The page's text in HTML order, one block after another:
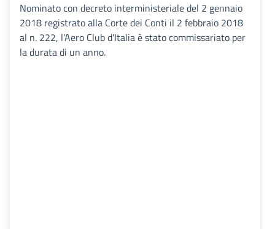
Nominato con decreto interministeriale del 2 gennaio
2018 registrato alla Corte dei Conti il 2 febbraio 2018
al n. 222, l'Aero Club d'Italia è stato commissariato per
la durata di un anno.